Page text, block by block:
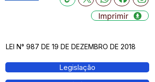
Imprimir
LEI N° 987 DE 19 DE DEZEMBRO DE 2018
Legislação